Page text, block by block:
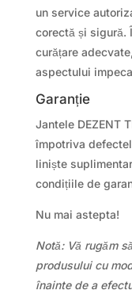
un service
corectă și sigură.
curățare
aspectului
Garanție
Jantele DEZENT
împotriva
liniște
condițiile de
Nu mai astepta!
Notă: Vă rugăm
produsului cu
înainte de a